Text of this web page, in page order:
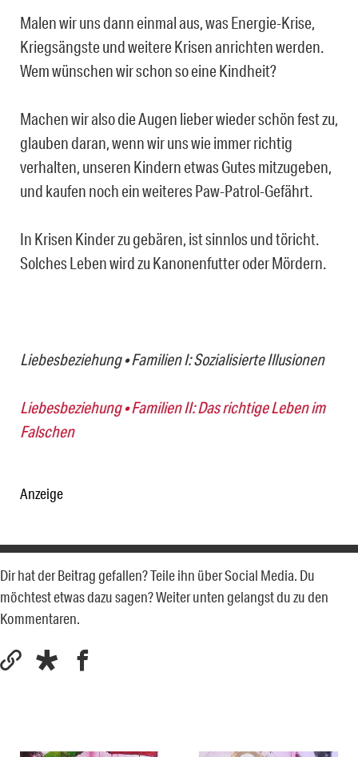
Malen wir uns dann einmal aus, was Energie-Krise,
Kriegsängste und weitere Krisen anrichten werden.
Wem wünschen wir schon so eine Kindheit?
Machen wir also die Augen lieber wieder schön fest zu,
glauben daran, wenn wir uns wie immer richtig
verhalten, unseren Kindern etwas Gutes mitzugeben,
und kaufen noch ein weiteres Paw-Patrol-Gefährt.
In Krisen Kinder zu gebären, ist sinnlos und töricht.
Solches Leben wird zu Kanonenfutter oder Mördern.
Liebesbeziehung • Familien I: Sozialisierte Illusionen
Liebesbeziehung • Familien II: Das richtige Leben im
Falschen
Anzeige
Dir hat der Beitrag gefallen? Teile ihn über Social Media. Du
möchtest etwas dazu sagen? Weiter unten gelangst du zu den
Kommentaren.